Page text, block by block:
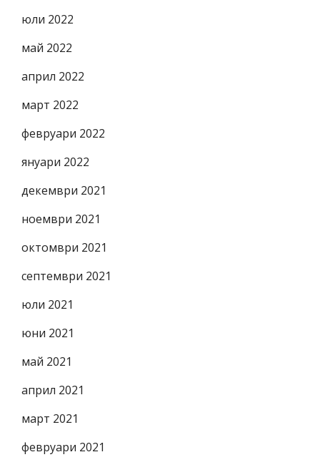
юли 2022
май 2022
април 2022
март 2022
февруари 2022
януари 2022
декември 2021
ноември 2021
октомври 2021
септември 2021
юли 2021
юни 2021
май 2021
април 2021
март 2021
февруари 2021